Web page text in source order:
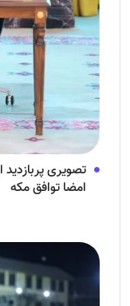
تصویری
امضا توافق‌ مکه